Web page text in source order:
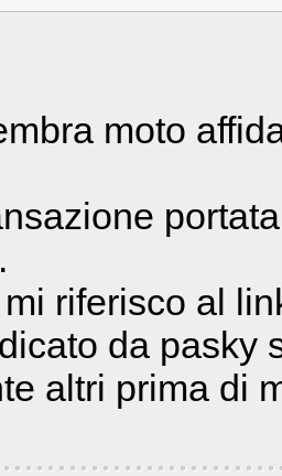
moto
riferisco al
da pasky
altri prima di